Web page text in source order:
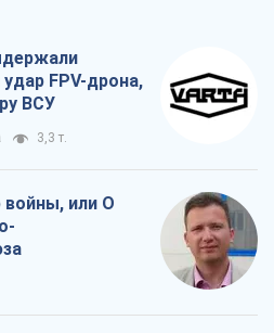
FPV-дрона,
ВСУ
3,3 т.
войны, или О